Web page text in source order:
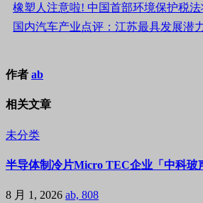
橡塑人注意啦! 中国首部环境保护税法
国内汽车产业点评：江苏最具发展潜
作者 ab
相关文章
未分类
半导体制冷片Micro TEC企业「中科玻
8 月 1, 2026 ab, 808